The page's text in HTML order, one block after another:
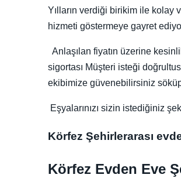
Yılların verdiği birikim ile kolay
hizmeti göstermeye gayret
Anlaşılan fiyatın üzerine
sigortası Müşteri isteği
ekibimize güvenebilirsiniz
Eşyalarınızı sizin istediğiniz
Körfez Şehirlerarası
Körfez Evden Eve